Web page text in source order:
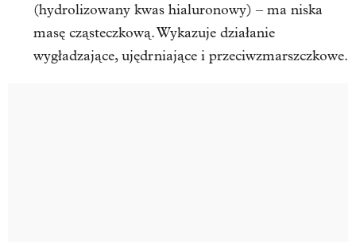
(hydrolizowany kwas hialuronowy) – ma niska
masę cząsteczkową. Wykazuje działanie
wygładzające, ujędrniające i przeciwzmarszczkowe.